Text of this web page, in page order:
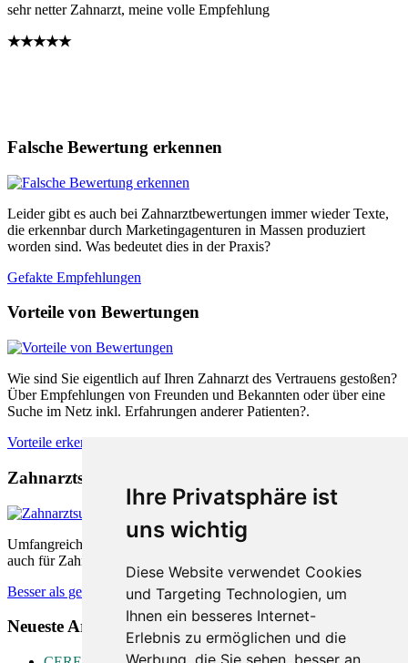
Ihre Privatsphäre ist
uns wichtig
Diese Website verwendet Cookies
und Targeting Technologien, um
Ihnen ein besseres Internet-
Erlebnis zu ermöglichen und die
Werbung, die Sie sehen, besser an
sehr netter Zahnarzt, meine volle Empfehlung
★★★★★
Falsche Bewertung erkennen
Leider gibt es auch bei Zahnarztbewertungen immer wieder Texte,
die erkennbar durch Marketingagenturen in Massen produziert
worden sind. Was bedeutet dies in der Praxis?
Gefakte Empfehlungen
Vorteile von Bewertungen
Wie sind Sie eigentlich auf Ihren Zahnarzt des Vertrauens gestoßen?
Über Empfehlungen von Freunden und Bekannten oder über eine
Suche im Netz inkl. Erfahrungen anderer Patienten?.
Vorteile erkennen
Zahnarztsuche nach Empfehlungen
Umfangreiche Bewertungsplattformen sind sowohl für Patienten als
auch für Zahnärzte äußerst hilfreich. Wie können diese helfen.
Besser als gedacht
Neueste Artikel: